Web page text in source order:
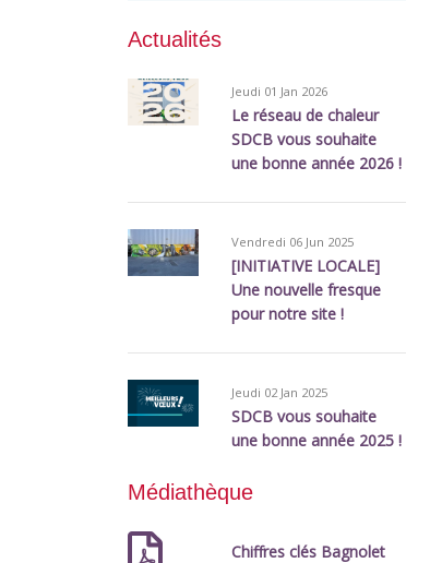
Actualités
Jeudi 01 Jan 2026
Le réseau de chaleur
SDCB vous souhaite
une bonne année 2026 !
Vendredi 06 Jun 2025
[INITIATIVE LOCALE]
Une nouvelle fresque
pour notre site !
Jeudi 02 Jan 2025
SDCB vous souhaite
une bonne année 2025 !
Médiathèque
Chiffres clés Bagnolet